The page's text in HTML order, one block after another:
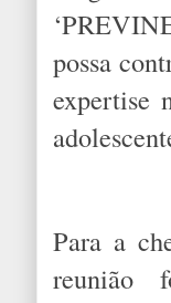
possa
expertise
Para a
reunião